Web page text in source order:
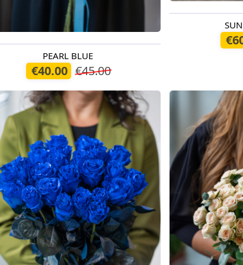
Pieejams šodienPEARL BLUE
€40.00 €45.00
Pieejams